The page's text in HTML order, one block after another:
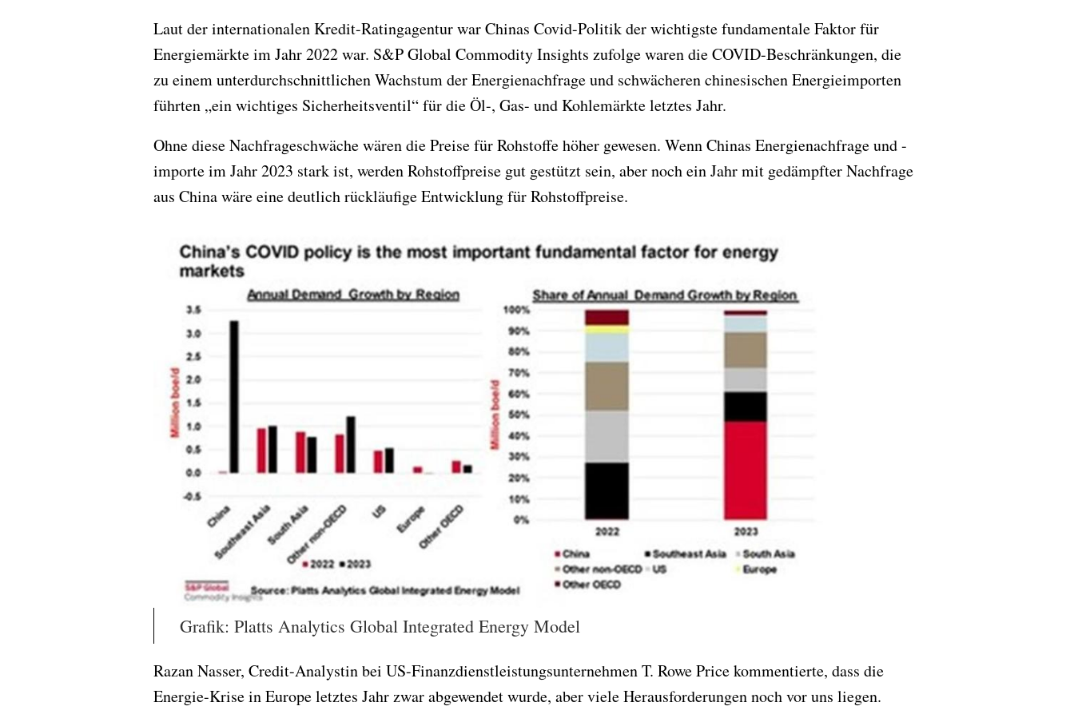
Laut der internationalen Kredit-Ratingagentur war Chinas Covid-Politik der wichtigste fundamentale Faktor für
Energiemärkte im Jahr 2022 war. S&P Global Commodity Insights zufolge waren die COVID-Beschränkungen, die
zu einem unterdurchschnittlichen Wachstum der Energienachfrage und schwächeren chinesischen Energieimporten
führten „ein wichtiges Sicherheitsventil“ für die Öl-, Gas- und Kohlemärkte letztes Jahr.
Ohne diese Nachfrageschwäche wären die Preise für Rohstoffe höher gewesen. Wenn Chinas Energienachfrage und -
importe im Jahr 2023 stark ist, werden Rohstoffpreise gut gestützt sein, aber noch ein Jahr mit gedämpfter Nachfrage
aus China wäre eine deutlich rückläufige Entwicklung für Rohstoffpreise.
Grafik: Platts Analytics Global Integrated Energy Model
Razan Nasser, Credit-Analystin bei US-Finanzdienstleistungsunternehmen T. Rowe Price kommentierte, dass die
Energie-Krise in Europe letztes Jahr zwar abgewendet wurde, aber viele Herausforderungen noch vor uns liegen.